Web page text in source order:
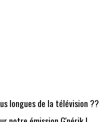
longues de la télévision ??